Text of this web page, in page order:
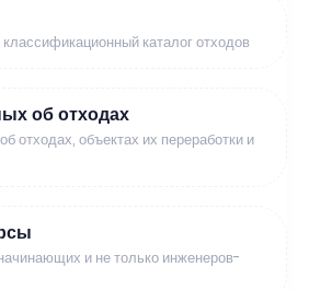
каталог отходов
об отходах
отходах, объектах их переработки и
и не только инженеров-